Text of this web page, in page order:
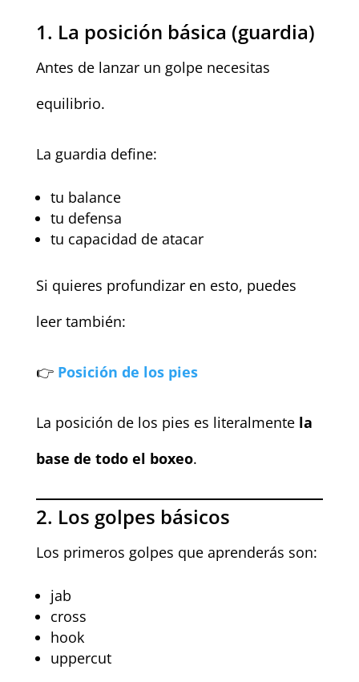
1. La posición básica (guardia)
Antes de lanzar un golpe necesitas
equilibrio.
La guardia define:
tu balance
tu defensa
tu capacidad de atacar
Si quieres profundizar en esto, puedes
leer también:
👉 Posición de los pies
La posición de los pies es literalmente la
base de todo el boxeo.
2. Los golpes básicos
Los primeros golpes que aprenderás son:
jab
cross
hook
uppercut